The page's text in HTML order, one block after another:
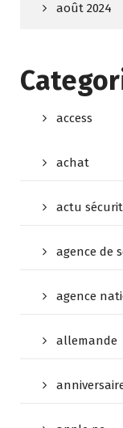
août 2024
access
achat
actu
agence de
agence
allemande